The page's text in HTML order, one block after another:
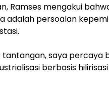
Ramses mengakui
adalah persoalan
tantangan, saya
berbasis